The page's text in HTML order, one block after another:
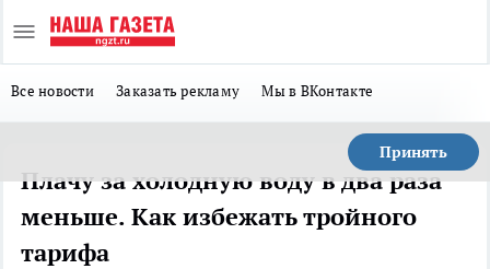
Все новости Заказать рекламу Мы в ВКонтакте
Принять
Плачу за холодную воду в два раза
меньше. Как избежать тройного
тарифа